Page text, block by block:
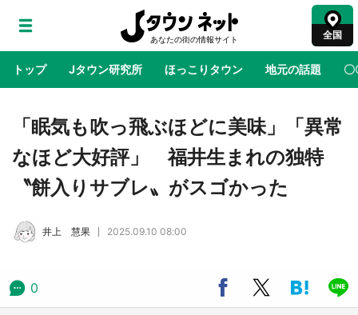
全国
トップ Jタウン研究所 ほっこりタウン 地元の話題 〇
地域×二次元 絶景 あの時はありがとう 物語がはじ
ラプラス・ダークネスが栃木県を征服！？ 県
公式プロモ動画で「聖地」が生産されてます
の「猫猫像」も【8／1～10／26】
「眠気も吹っ飛ぶほどに美味」「異常
なほど大好評」 福井生まれの独特
〝餅入りサブレ〟がスゴかった
井上 慧果 2025.09.10 08:00
0